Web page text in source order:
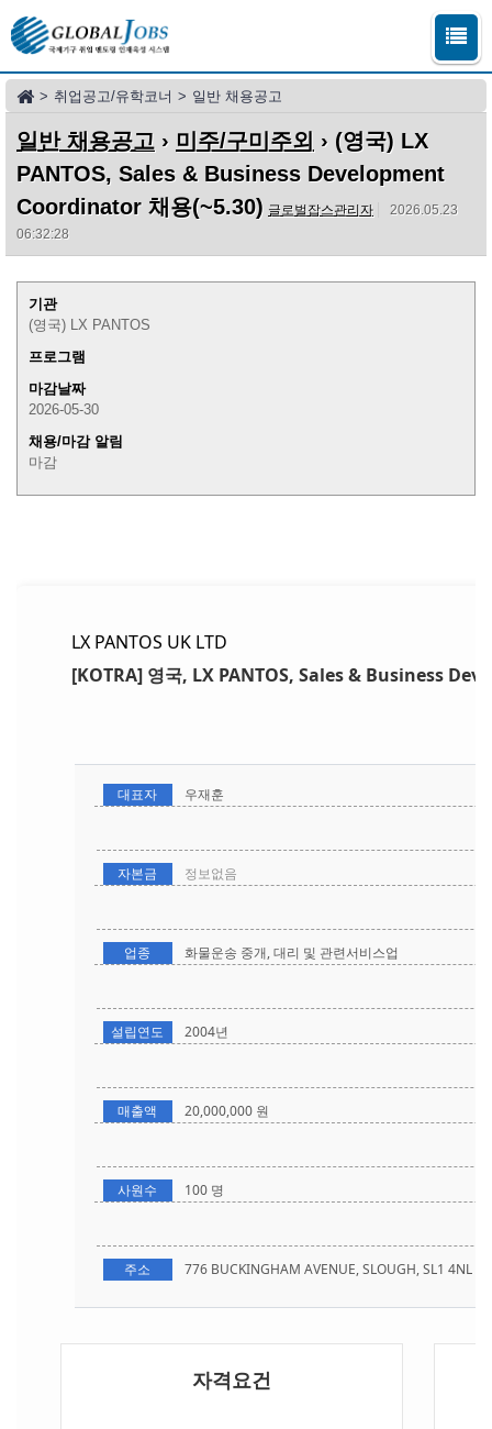
> 취업공고/유학코너 > 일반 채용공고
일반 채용공고 › 미주/구미주외 › (영국) LX
PANTOS, Sales & Business Development
Coordinator 채용(~5.30) 글로벌잡스관리자
2026.05.23
06:32:28
기관
(영국) LX PANTOS
프로그램
마감날짜
2026-05-30
채용/마감 알림
마감
LX PANTOS UK LTD
[KOTRA] 영국, LX PANTOS, Sales & Business
대표자 우재훈
자본금 정보없음
업종 화물운송 중개, 대리 및 관련서비스업
설립연도 2004년
매출액 20,000,000 원
사원수 100 명
주소 776 BUCKINGHAM AVENUE, SLOUGH, SL1 4NL
자격요건